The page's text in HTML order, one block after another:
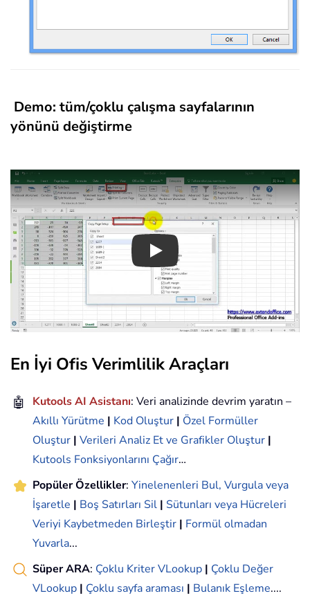
Demo: tüm/çoklu çalışma sayfalarının
yönünü değiştirme
Play
En İyi Ofis Verimlilik Araçları
🤖 Kutools AI Asistanı: Veri analizinde devrim yaratın –
Akıllı Yürütme | Kod Oluştur | Özel Formüller
Oluştur | Verileri Analiz Et ve Grafikler Oluştur |
Kutools Fonksiyonlarını Çağır…
Popüler Özellikler: Yinelenenleri Bul, Vurgula veya
İşaretle | Boş Satırları Sil | Sütunları veya Hücreleri
Veriyi Kaybetmeden Birleştir | Formül olmadan
Yuvarla...
Süper ARA: Çoklu Kriter VLookup | Çoklu Değer
VLookup | Çoklu sayfa araması | Bulanık Eşleme....